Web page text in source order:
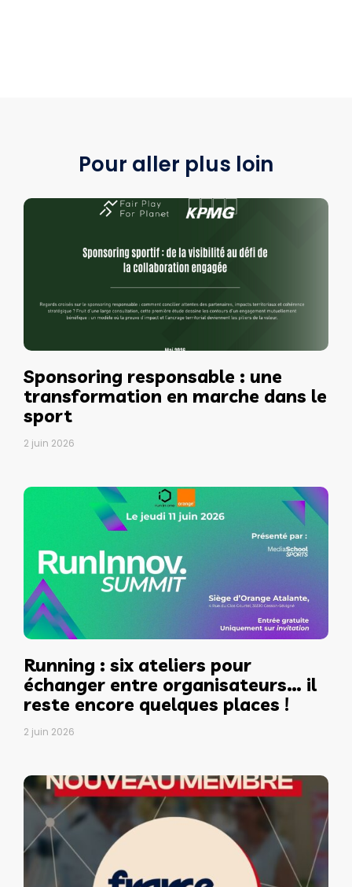
Pour aller plus loin
Sponsoring responsable : une
transformation en marche dans le
sport
2 juin 2026
Running : six ateliers pour
échanger entre organisateurs… il
reste encore quelques places !
2 juin 2026